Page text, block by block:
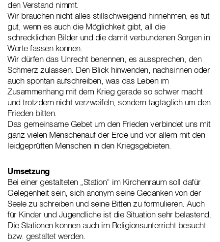
den Verstand nimmt.
Wir brauchen nicht alles stillschweigend hinnehmen, es tut
gut, wenn es auch die Möglichkeit gibt, all die
schrecklichen Bilder und die damit verbundenen Sorgen in
Worte fassen können.
Wir dürfen das Unrecht benennen, es aussprechen, den
Schmerz zulassen. Den Blick hinwenden, nachsinnen oder
auch spontan aufschreiben, was das Leben im
Zusammenhang mit dem Krieg gerade so schwer macht
und trotzdem nicht verzweifeln, sondern tagtäglich um den
Frieden bitten.
Das gemeinsame Gebet um den Frieden verbindet uns mit
ganz vielen Menschenauf der Erde und vor allem mit den
leidgeprüften Menschen in den Kriegsgebieten.
Umsetzung
Bei einer gestalteten „Station“ im Kirchenraum soll dafür
Gelegenheit sein, sich anonym seine Gedanken von der
Seele zu schreiben und seine Bitten zu formulieren. Auch
für Kinder und Jugendliche ist die Situation sehr belastend.
Die Stationen können auch im Religionsunterricht besucht
bzw. gestaltet werden.